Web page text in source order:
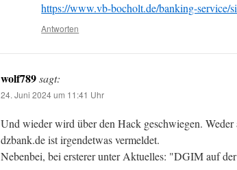
https://www.vb-bocholt.de/banking-service/
Antworten
wolf789sagt:
24. Juni 2024 um 11:41 Uhr
Und wieder wird über den Hack geschwiegen.
dzbank.de ist irgendetwas vermeldet.
Nebenbei, bei ersterer unter Aktuelles: "DGIM auf